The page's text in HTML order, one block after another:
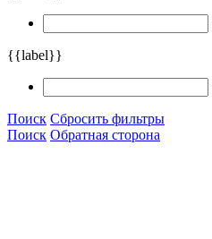
{{label}}
Поиск Сбросить фильтры
Поиск Обратная сторона